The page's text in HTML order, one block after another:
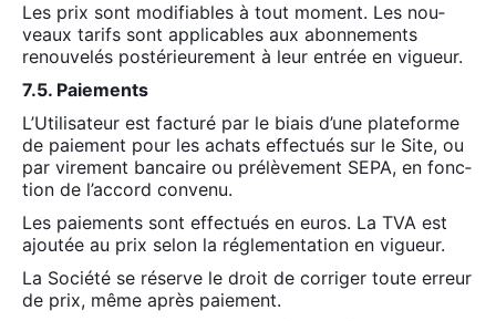
Les prix sont modi­fiables à tout moment. Les nou­
veaux tarifs sont appli­cables aux abon­ne­ments
renou­ve­lés pos­té­rieu­re­ment à leur entrée en vigueur.
7.5. Paie­ments
L’Utilisateur est fac­tu­ré par le biais d’une pla­te­forme
de paie­ment pour les achats effec­tués sur le Site, ou
par vire­ment ban­caire ou pré­lè­ve­ment SEPA, en fonc­
tion de l’accord conve­nu.
Les paie­ments sont effec­tués en euros. La TVA est
ajou­tée au prix selon la régle­men­ta­tion en vigueur.
La Socié­té se réserve le droit de cor­ri­ger toute erreur
de prix, même après paie­ment.